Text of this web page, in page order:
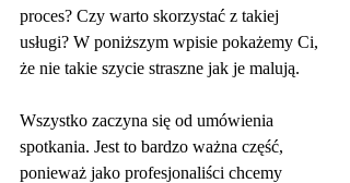
proces? Czy warto skorzystać z takiej
usługi? W poniższym wpisie pokażemy Ci,
że nie takie szycie straszne jak je malują.
Wszystko zaczyna się od umówienia
spotkania. Jest to bardzo ważna część,
ponieważ jako profesjonaliści chcemy